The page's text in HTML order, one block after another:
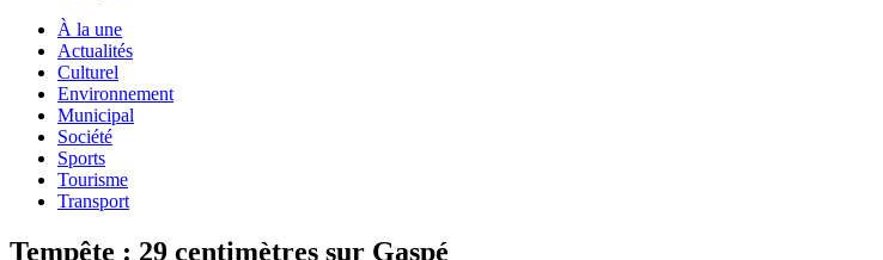
À la une
Actualités
Culturel
Environnement
Municipal
Société
Sports
Tourisme
Transport
Tempête : 29 centimètres sur Gaspé